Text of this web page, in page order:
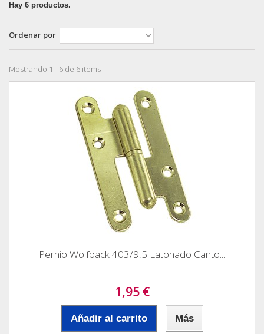
Hay 6 productos.
Ordenar por
Mostrando 1 - 6 de 6 items
Pernio Wolfpack 403/9,5 Latonado Canto...
1,95 €
Añadir al carrito Más